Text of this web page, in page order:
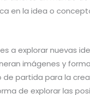
en la idea o
a explorar nuevas
imágenes y
partida para la
de explorar las